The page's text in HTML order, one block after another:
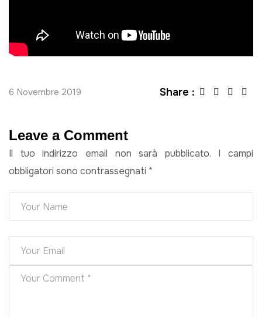
6 Novembre 2019 Share :
Leave a Comment
Il tuo indirizzo email non sarà pubblicato.
I campi
obbligatori sono contrassegnati *